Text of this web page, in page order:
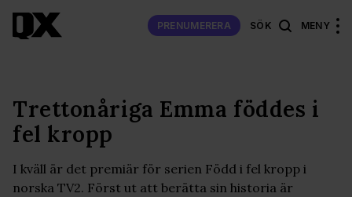
PRENUMERERA SÖK MENY
Trettonåriga Emma föddes i
fel kropp
I kväll är det premiär för serien Född i fel kropp i
norska TV2. Först ut att berätta sin historia är